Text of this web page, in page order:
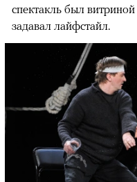
спектакль был
задавал лайфстайл.